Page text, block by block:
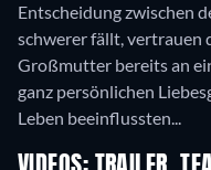
Entscheidung zwischen
schwerer fällt, vertrauen
Großmutter bereits an
ganz persönlichen
Leben beeinflussten...